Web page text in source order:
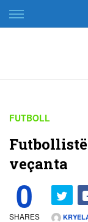
Skip
to
FUTBOLL
veçanta
0
SHARES